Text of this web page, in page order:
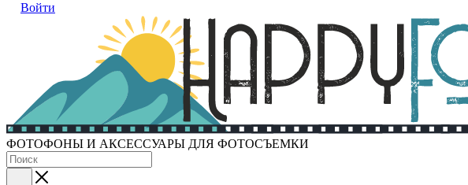
Войти
ФОТОФОНЫ И АКСЕССУАРЫ ДЛЯ ФОТОСЪЕМКИ